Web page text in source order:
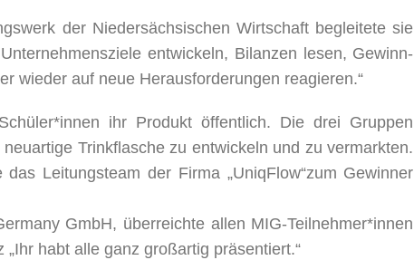
der Niedersächsischen Wirtschaft begleitete sie
entwickeln, Bilanzen lesen, Gewinn-
wieder auf neue Herausforderungen reagieren.“
ihr Produkt öffentlich. Die drei Gruppen
Trinkflasche zu entwickeln und zu vermarkten.
Leitungsteam der Firma „UniqFlow“zum Gewinner
GmbH, überreichte allen MIG-Teilnehmer*innen
habt alle ganz großartig präsentiert.“